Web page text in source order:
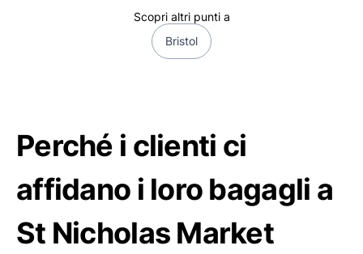
Scopri altri punti a
Bristol
Perché i clienti ci
affidano i loro bagagli a
St Nicholas Market